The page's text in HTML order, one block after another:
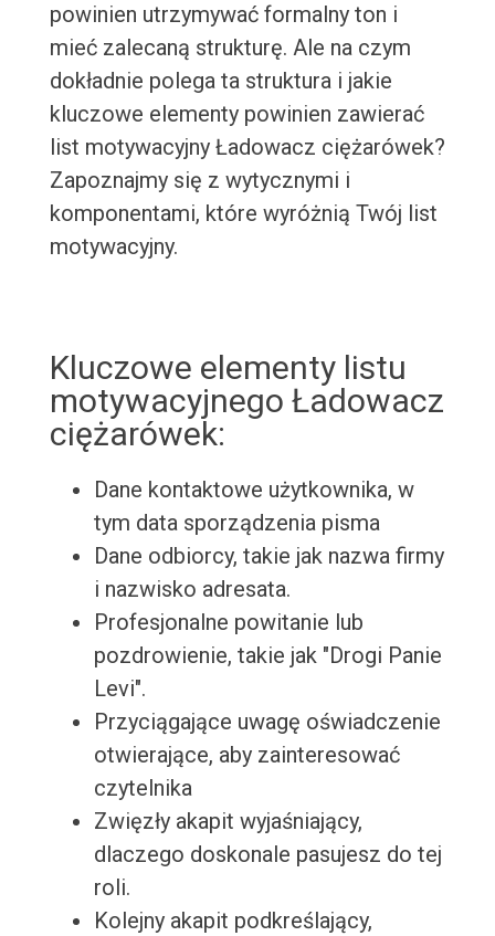
powinien utrzymywać formalny ton i
mieć zalecaną strukturę. Ale na czym
dokładnie polega ta struktura i jakie
kluczowe elementy powinien zawierać
list motywacyjny Ładowacz ciężarówek?
Zapoznajmy się z wytycznymi i
komponentami, które wyróżnią Twój list
motywacyjny.
Kluczowe elementy listu
motywacyjnego Ładowacz
ciężarówek:
Dane kontaktowe użytkownika, w
tym data sporządzenia pisma
Dane odbiorcy, takie jak nazwa firmy
i nazwisko adresata.
Profesjonalne powitanie lub
pozdrowienie, takie jak "Drogi Panie
Levi".
Przyciągające uwagę oświadczenie
otwierające, aby zainteresować
czytelnika
Zwięzły akapit wyjaśniający,
dlaczego doskonale pasujesz do tej
roli.
Kolejny akapit podkreślający,